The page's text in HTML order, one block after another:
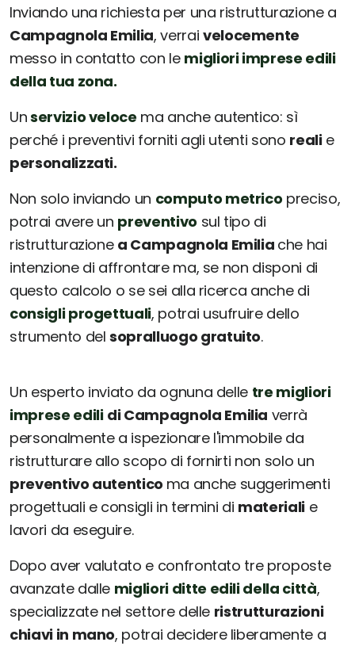
Inviando una richiesta per una ristrutturazione a
Campagnola Emilia, verrai velocemente
messo in contatto con le migliori imprese edili
della tua zona.
Unservizio veloce ma anche autentico: sì
perché i preventivi forniti agli utenti sono realie
personalizzati.
Non solo inviando un computo metrico preciso,
potrai avere un preventivo sul tipo di
ristrutturazione a Campagnola Emilia che hai
intenzione di affrontare ma, se non disponi di
questo calcolo o se sei alla ricerca anche di
consigli progettuali, potrai usufruire dello
strumento delsopralluogo gratuito.
Un esperto inviato da ognuna delle tre migliori
imprese edili di Campagnola Emilia verrà
personalmente a ispezionare l'immobile da
ristrutturare allo scopo di fornirti non solo un
preventivo autentico ma anche suggerimenti
progettuali e consigli in termini di materialie
lavori da eseguire.
Dopo aver valutato e confrontato tre proposte
avanzate dalle migliori ditte edili della città,
specializzate nel settore delle ristrutturazioni
chiavi in mano, potrai decidere liberamente a